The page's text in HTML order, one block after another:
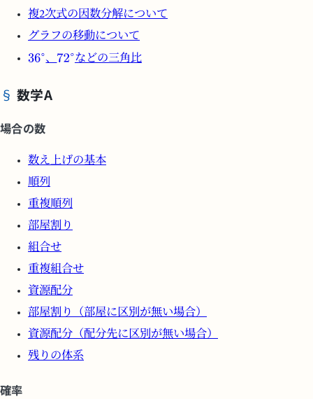
複2次式の因数分解について
グラフの移動について
、
などの三角比
数学A
場合の数
数え上げの基本
順列
重複順列
部屋割り
組合せ
重複組合せ
資源配分
部屋割り（部屋に区別が無い場合）
資源配分（配分先に区別が無い場合）
残りの体系
確率